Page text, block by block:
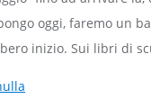
oggi, faremo un
inizio. Sui libri di